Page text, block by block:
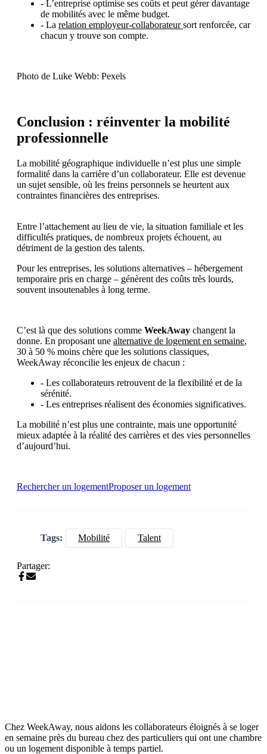
- L’entreprise optimise ses coûts et peut gérer davantage
de mobilités avec le même budget.
- La relation employeur-collaborateursort renforcée, car
chacun y trouve son compte.
Photo de Luke Webb: Pexels
Conclusion : réinventer la mobilité
professionnelle
La mobilité géographique individuelle n’est plus une simple
formalité dans la carrière d’un collaborateur. Elle est devenue
un sujet sensible, où les freins personnels se heurtent aux
contraintes financières des entreprises.
Entre l’attachement au lieu de vie, la situation familiale et les
difficultés pratiques, de nombreux projets échouent, au
détriment de la gestion des talents.
Pour les entreprises, les solutions alternatives – hébergement
temporaire pris en charge – génèrent des coûts très lourds,
souvent insoutenables à long terme.
C’est là que des solutions comme WeekAway changent la
donne. En proposant une alternative de logement en semaine,
30 à 50 % moins chère que les solutions classiques,
WeekAway réconcilie les enjeux de chacun :
- Les collaborateurs retrouvent de la flexibilité et de la
sérénité.
- Les entreprises réalisent des économies significatives.
La mobilité n’est plus une contrainte, mais une opportunité
mieux adaptée à la réalité des carrières et des vies personnelles
d’aujourd’hui.
Rechercher un logementProposer un logement
Tags: Mobilité Talent
Partager:
Chez WeekAway, nous aidons les collaborateurs éloignés à se loger
en semaine près du bureau chez des particuliers qui ont une chambre
ou un logement disponible à temps partiel.